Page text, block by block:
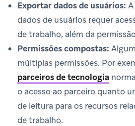
Exportar dados de usuários:
dados de usuários requer
de trabalho, além da
Permissões compostas:
múltiplas permissões. Por
parceiros de tecnologia
o acesso ao parceiro quanto
de leitura para os recursos
de trabalho.